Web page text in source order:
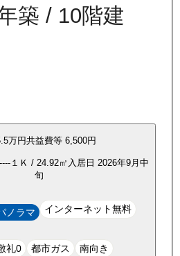
築 / 10階建
万円共益費等 6,500円
１Ｋ / 24.92㎡ 入居日 2026年9月中
旬
ノラマ インターネット無料
礼0 都市ガス 南向き